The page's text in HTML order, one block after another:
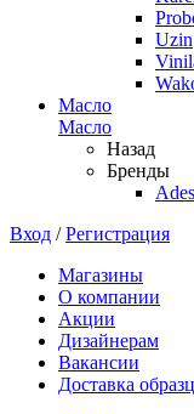
Uzin
Масло
Масло
Назад
Бренды
Вход /Регистрация
Магазины
О компании
Акции
Дизайнерам
Вакансии
Доставка